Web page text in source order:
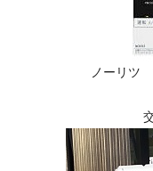
ノーリツ